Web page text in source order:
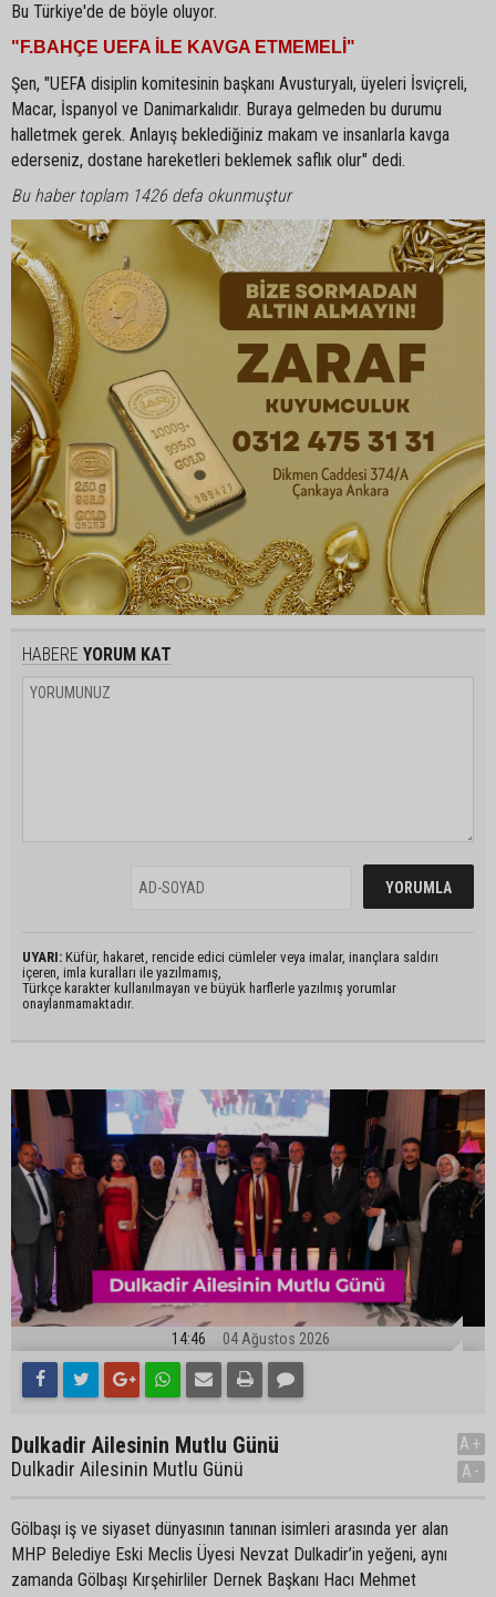
Bu Türkiye'de de böyle oluyor.
"F.BAHÇE UEFA İLE KAVGA ETMEMELİ"
Şen, "UEFA disiplin komitesinin başkanı Avusturyalı, üyeleri İsviçreli,
Macar, İspanyol ve Danimarkalıdır. Buraya gelmeden bu durumu
halletmek gerek. Anlayış beklediğiniz makam ve insanlarla kavga
ederseniz, dostane hareketleri beklemek saflık olur" dedi.
Bu haber toplam 1426 defa okunmuştur
HABERE YORUM KAT
UYARI: Küfür, hakaret, rencide edici cümleler veya imalar, inançlara saldırı
içeren, imla kuralları ile yazılmamış,
Türkçe karakter kullanılmayan ve büyük harflerle yazılmış yorumlar
onaylanmamaktadır.
14:46 04 Ağustos 2026
Dulkadir Ailesinin Mutlu Günü
Dulkadir Ailesinin Mutlu Günü
A+
A-
Gölbaşı iş ve siyaset dünyasının tanınan isimleri arasında yer alan
MHP Belediye Eski Meclis Üyesi Nevzat Dulkadir’in yeğeni, aynı
zamanda Gölbaşı Kırşehirliler Dernek Başkanı Hacı Mehmet